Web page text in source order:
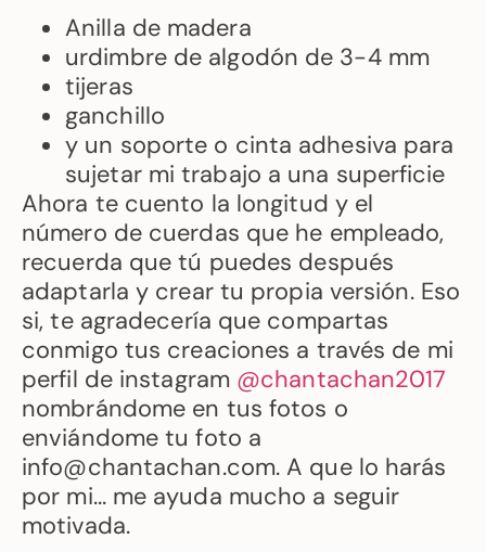
Anilla de madera
urdimbre de algodón de 3-4 mm
tijeras
ganchillo
y un soporte o cinta adhesiva para
sujetar mi trabajo a una superficie
Ahora te cuento la longitud y el
número de cuerdas que he empleado,
recuerda que tú puedes después
adaptarla y crear tu propia versión. Eso
si, te agradecería que compartas
conmigo tus creaciones a través de mi
perfil de instagram @chantachan2017
nombrándome en tus fotos o
enviándome tu foto a
info@chantachan.com. A que lo harás
por mi… me ayuda mucho a seguir
motivada.